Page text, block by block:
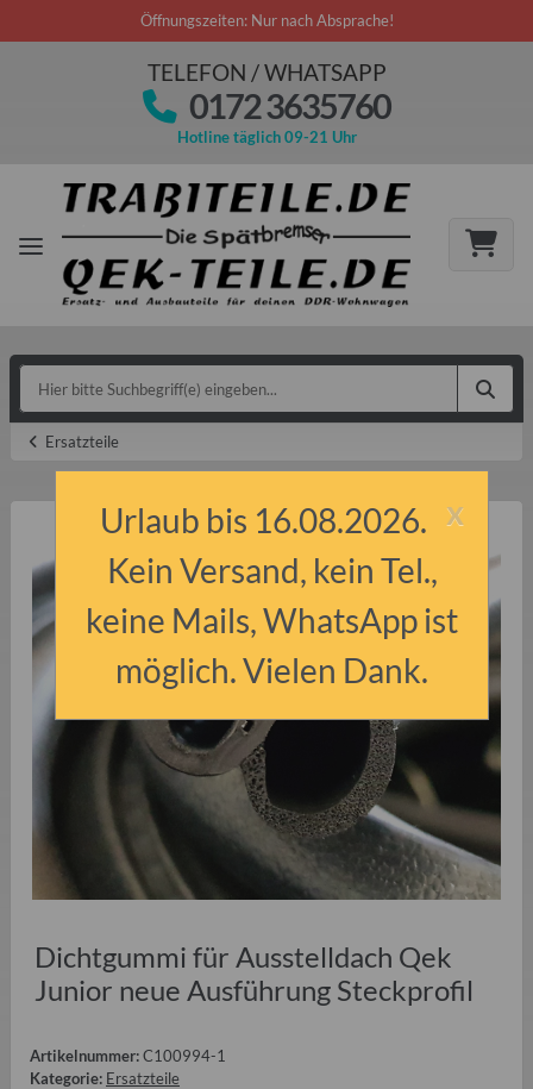
Öffnungszeiten: Nur nach Absprache!
TELEFON / WHATSAPP
0172 3635760
Hotline täglich 09-21 Uhr
Ersatzteile
Dichtgummi für Ausstelldach Qek
Junior neue Ausführung Steckprofil
Artikelnummer:C100994-1
Kategorie: Ersatzteile
x
Urlaub bis 16.08.2026.
Kein Versand, kein Tel.,
keine Mails, WhatsApp ist
möglich. Vielen Dank.